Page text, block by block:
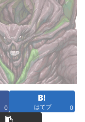
0 はてブ 0